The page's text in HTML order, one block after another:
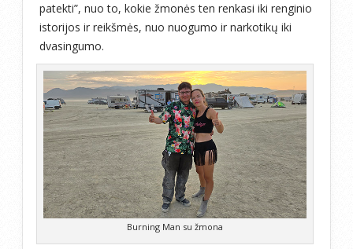
patekti”, nuo to, kokie žmonės ten renkasi iki renginio
istorijos ir reikšmės, nuo nuogumo ir narkotikų iki
dvasingumo.
Burning Man su žmona